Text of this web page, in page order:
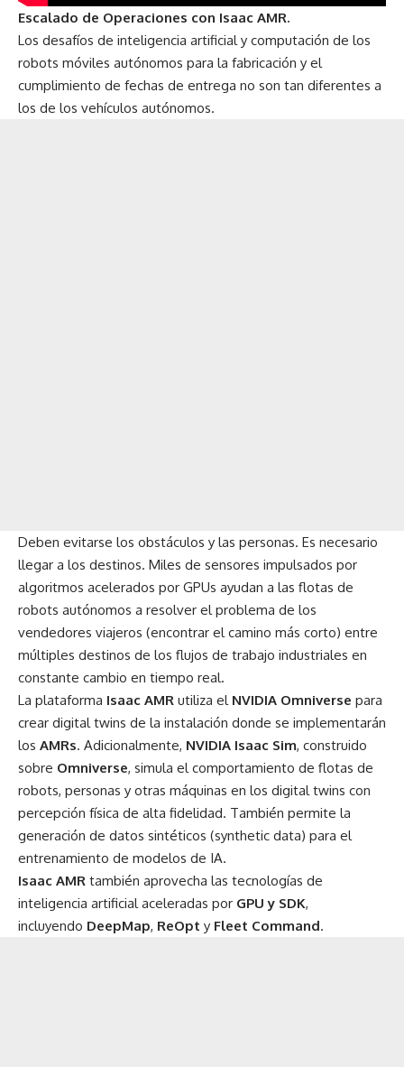
Escalado de Operaciones con Isaac AMR.
Los desafíos de inteligencia artificial y computación de los
robots móviles autónomos para la fabricación y el
cumplimiento de fechas de entrega no son tan diferentes a
los de los vehículos autónomos.
Deben evitarse los obstáculos y las personas. Es necesario
llegar a los destinos. Miles de sensores impulsados ​​por
algoritmos acelerados por GPUs ayudan a las flotas de
robots autónomos a resolver el problema de los
vendedores viajeros (encontrar el camino más corto) entre
múltiples destinos de los flujos de trabajo industriales en
constante cambio en tiempo real.
La plataforma Isaac AMR utiliza el NVIDIA Omniverse para
crear digital twins de la instalación donde se implementarán
los AMRs. Adicionalmente, NVIDIA Isaac Sim, construido
sobre Omniverse, simula el comportamiento de flotas de
robots, personas y otras máquinas en los digital twins con
percepción física de alta fidelidad. También permite la
generación de datos sintéticos (synthetic data) para el
entrenamiento de modelos de IA.
Isaac AMR también aprovecha las tecnologías de
inteligencia artificial aceleradas por GPU y SDK,
incluyendo DeepMap, ReOpt y Fleet Command.